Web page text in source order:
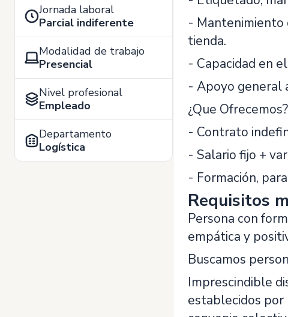
Jornada laboral
Parcial indiferente
Modalidad de trabajo
Presencial
Nivel profesional
Empleado
Departamento
Logística
- Mantenimiento
tienda.
- Capacidad en
- Apoyo general
¿Que Ofrecemos?
- Contrato
- Salario fijo +
- Formación,
Requisitos
Persona con
empática y
Buscamos
Imprescindible
establecidos por